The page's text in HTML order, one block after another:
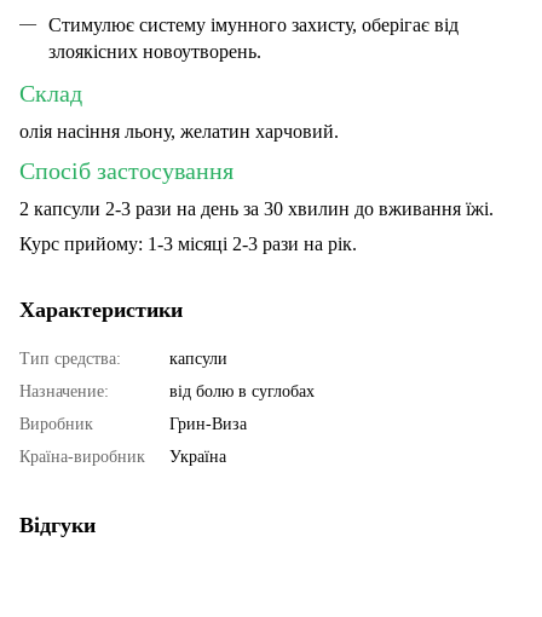
Стимулює систему імунного захисту, оберігає від
злоякісних новоутворень.
Склад
олія насіння льону, желатин харчовий.
Спосіб застосування
2 капсули 2-3 рази на день за 30 хвилин до вживання їжі.
Курс прийому: 1-3 місяці 2-3 рази на рік.
Характеристики
Тип средства:
капсули
Назначение:
від болю в суглобах
Виробник
Грин-Виза
Країна-виробник
Україна
Відгуки